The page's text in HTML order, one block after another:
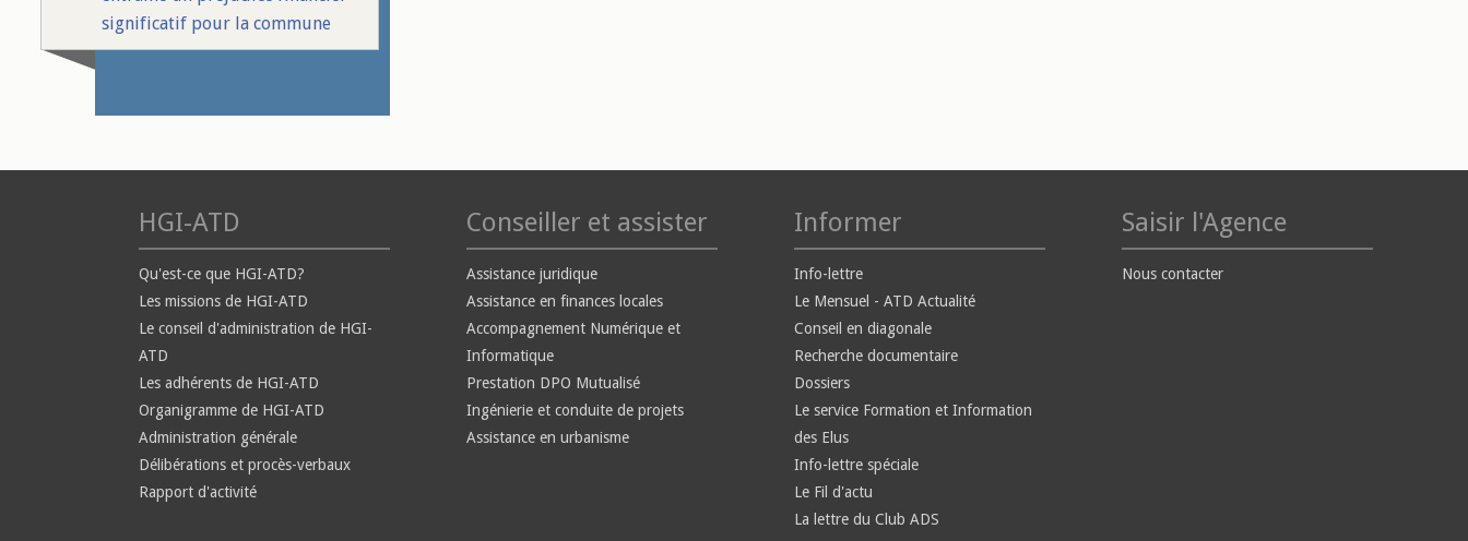
significatif pour la commune
HGI-ATD
Qu'est-ce que HGI-ATD?
Les missions de HGI-ATD
Le conseil d'administration de HGI-
ATD
Les adhérents de HGI-ATD
Organigramme de HGI-ATD
Administration générale
Délibérations et procès-verbaux
Rapport d'activité
Conseiller et assister
Assistance juridique
Assistance en finances locales
Accompagnement Numérique et
Informatique
Prestation DPO Mutualisé
Ingénierie et conduite de projets
Assistance en urbanisme
Informer
Info-lettre
Le Mensuel - ATD Actualité
Conseil en diagonale
Recherche documentaire
Dossiers
Le service Formation et Information
des Elus
Info-lettre spéciale
Le Fil d'actu
La lettre du Club ADS
Saisir l'Agence
Nous contacter